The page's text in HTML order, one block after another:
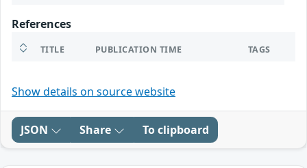
References
TITLE PUBLICATION TIME TAGS
Show details on source website
JSON Share To clipboard